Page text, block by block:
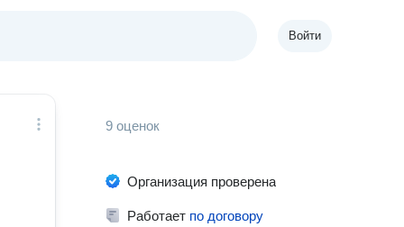
Войти
9 оценок
Организация проверена
Работает по договору